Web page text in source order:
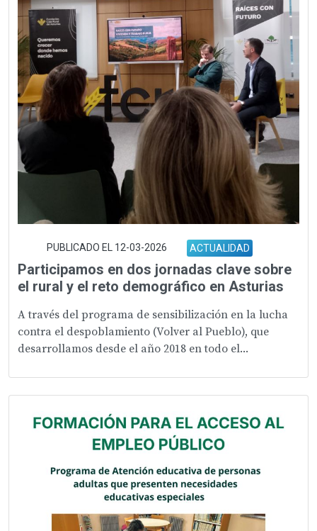
PUBLICADO EL 12-03-2026 ACTUALIDAD
Participamos en dos jornadas clave sobre
el rural y el reto demográfico en Asturias
A través del programa de sensibilización en la lucha
contra el despoblamiento (Volver al Pueblo), que
desarrollamos desde el año 2018 en todo el...